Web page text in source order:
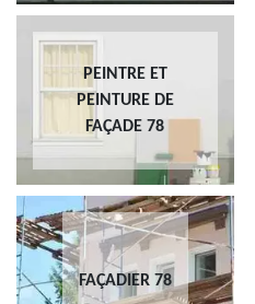
PEINTRE ET
PEINTURE DE
FAÇADE 78
FAÇADIER 78